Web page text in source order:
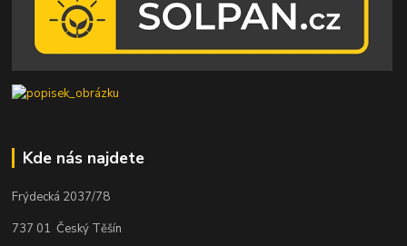
Kde nás najdete
Frýdecká 2037/78
737 01 Český Těšín